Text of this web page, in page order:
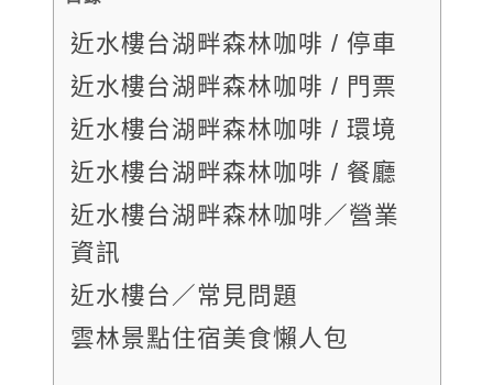
近水樓台湖畔森林咖啡 / 停車
近水樓台湖畔森林咖啡 / 門票
近水樓台湖畔森林咖啡 / 環境
近水樓台湖畔森林咖啡 / 餐廳
近水樓台湖畔森林咖啡／營業
資訊
近水樓台／常見問題
雲林景點住宿美食懶人包